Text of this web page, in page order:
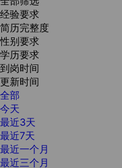
经验要求
简历完整度
性别要求
学历要求
到岗时间
更新时间
全部
今天
最近3天
最近7天
最近一个月
最近三个月